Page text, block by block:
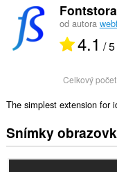
od autora
4.1 / 5
Celkový
The simplest extension for
Snímky